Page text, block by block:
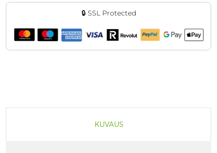
🔒 SSL Protected
KUVAUS